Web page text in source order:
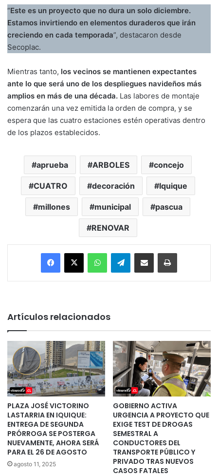
“Este es un proyecto que no dura un solo diciembre.
Estamos invirtiendo en elementos duraderos que irán
creciendo en cada temporada”, destacaron desde
Secoplac.
Mientras tanto, los vecinos se mantienen expectantes
ante lo que será uno de los despliegues navideños más
amplios en más de una década. Las labores de montaje
comenzarán una vez emitida la orden de compra, y se
espera que las cuatro estaciones estén operativas dentro
de los plazos establecidos.
aprueba ARBOLES concejo
CUATRO decoración Iquique
millones municipal pascua
RENOVAR
Facebook
X WhatsAppTelegramEnviar vía email Imprimir
Artículos relacionados
PLAZA JOSÉ VICTORINO
LASTARRIA EN IQUIQUE:
ENTREGA DE SEGUNDA
PRÓRROGA SE POSTERGA
NUEVAMENTE, AHORA SERÁ
PARA EL 26 DE AGOSTO
agosto 11, 2025
GOBIERNO ACTIVA
URGENCIA A PROYECTO QUE
EXIGE TEST DE DROGAS
SEMESTRAL A
CONDUCTORES DEL
TRANSPORTE PÚBLICO Y
PRIVADO TRAS NUEVOS
CASOS FATALES